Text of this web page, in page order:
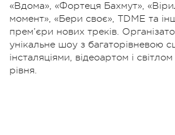
«Вдома», «Фортеця Бахмут»,
момент», «Бери своє», TDME та
прем’єри нових треків.
унікальне шоу з багаторівневою
інсталяціями, відеоартом і
рівня.